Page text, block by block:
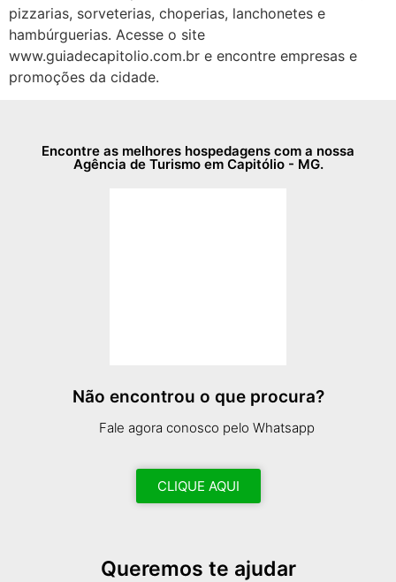
pizzarias, sorveterias, choperias, lanchonetes e
hambúrguerias. Acesse o site
www.guiadecapitolio.com.br e encontre empresas e
promoções da cidade.
Encontre as melhores hospedagens com a nossa
Agência de Turismo em Capitólio - MG.
Não encontrou o que procura?
Fale agora conosco pelo Whatsapp
CLIQUE AQUI
Queremos te ajudar